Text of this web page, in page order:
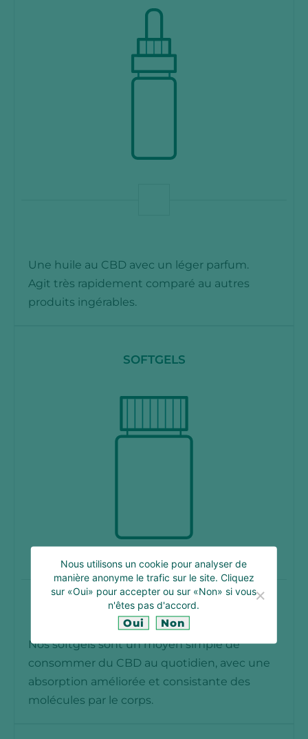
Une huile au CBD avec un léger parfum.
Agit très rapidement comparé au autres
produits ingérables.
SOFTGELS
Nos softgels sont un moyen simple de
consommer du CBD au quotidien, avec une
absorption améliorée et consistante des
molécules par le corps.
Nous utilisons un cookie pour analyser de
manière anonyme le trafic sur le site. Cliquez
sur «Oui» pour accepter ou sur «Non» si vous
n'êtes pas d'accord.
Oui Non